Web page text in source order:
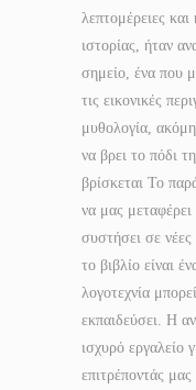
λεπτομέρειες
ιστορίας, ήταν
σημείο, ένα που
τις εικονικές
μυθολογία,
να βρει το πόδι
βρίσκεται Το
να μας
συστήσει σε νέες
το βιβλίο είναι
λογοτεχνία
εκπαιδεύσει. Η
ισχυρό εργαλείο
επιτρέποντάς